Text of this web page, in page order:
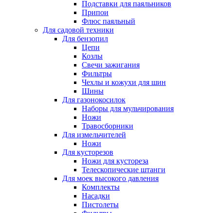
Подставки для паяльников
Припои
Флюс паяльный
Для садовой техники
Для бензопил
Цепи
Козлы
Свечи зажигания
Фильтры
Чехлы и кожухи для шин
Шины
Для газонокосилок
Наборы для мульчирования
Ножи
Травосборники
Для измельчителей
Ножи
Для кусторезов
Ножи для кустореза
Телескопические штанги
Для моек высокого давления
Комплекты
Насадки
Пистолеты